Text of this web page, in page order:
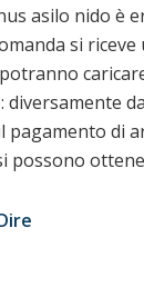
asilo nido è
si
diversamente
pagamento di
possono